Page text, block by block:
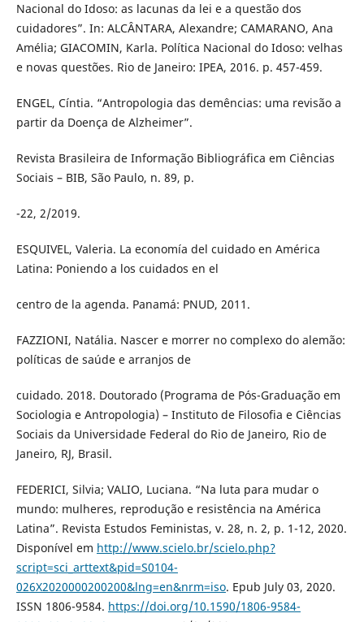
Nacional do Idoso: as lacunas da lei e a questão dos
cuidadores”. In: ALCÂNTARA, Alexandre; CAMARANO, Ana
Amélia; GIACOMIN, Karla. Política Nacional do Idoso: velhas
e novas questões. Rio de Janeiro: IPEA, 2016. p. 457-459.
ENGEL, Cíntia. “Antropologia das demências: uma revisão a
partir da Doença de Alzheimer”.
Revista Brasileira de Informação Bibliográfica em Ciências
Sociais – BIB, São Paulo, n. 89, p.
-22, 2/2019.
ESQUIVEL, Valeria. La economía del cuidado en América
Latina: Poniendo a los cuidados en el
centro de la agenda. Panamá: PNUD, 2011.
FAZZIONI, Natália. Nascer e morrer no complexo do alemão:
políticas de saúde e arranjos de
cuidado. 2018. Doutorado (Programa de Pós-Graduação em
Sociologia e Antropologia) – Instituto de Filosofia e Ciências
Sociais da Universidade Federal do Rio de Janeiro, Rio de
Janeiro, RJ, Brasil.
FEDERICI, Silvia; VALIO, Luciana. “Na luta para mudar o
mundo: mulheres, reprodução e resistência na América
Latina”. Revista Estudos Feministas, v. 28, n. 2, p. 1-12, 2020.
Disponível em http://www.scielo.br/scielo.php?
script=sci_arttext&pid=S0104-
026X2020000200200&lng=en&nrm=iso. Epub July 03, 2020.
ISSN 1806-9584. https://doi.org/10.1590/1806-9584-